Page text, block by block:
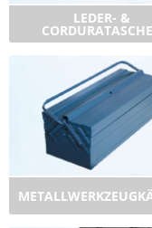
LEDER- &